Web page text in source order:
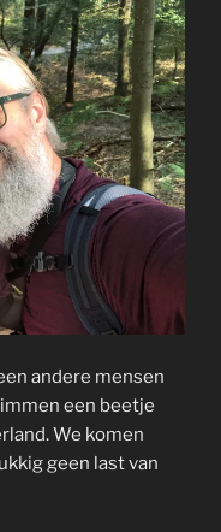
andere mensen
een beetje
We komen
geen last van